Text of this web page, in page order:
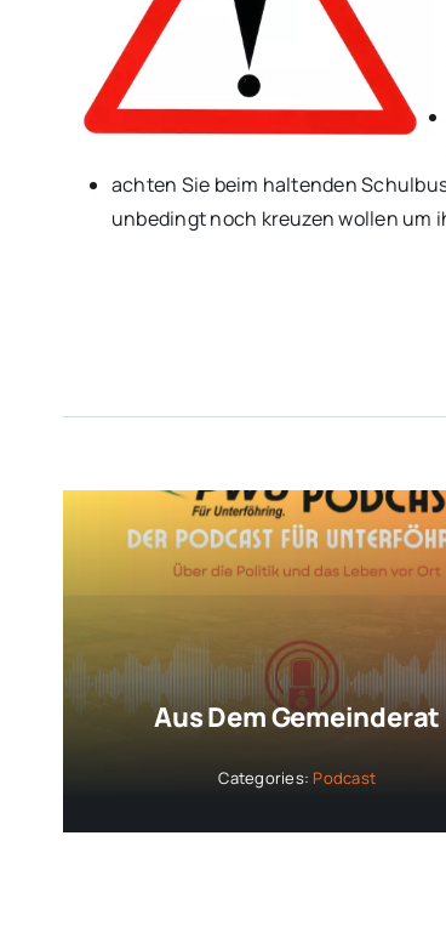
achten Sie beim haltenden
unbedingt noch kreuzen wollen um
Aus Dem Gemeinderat
Categories: Podcast